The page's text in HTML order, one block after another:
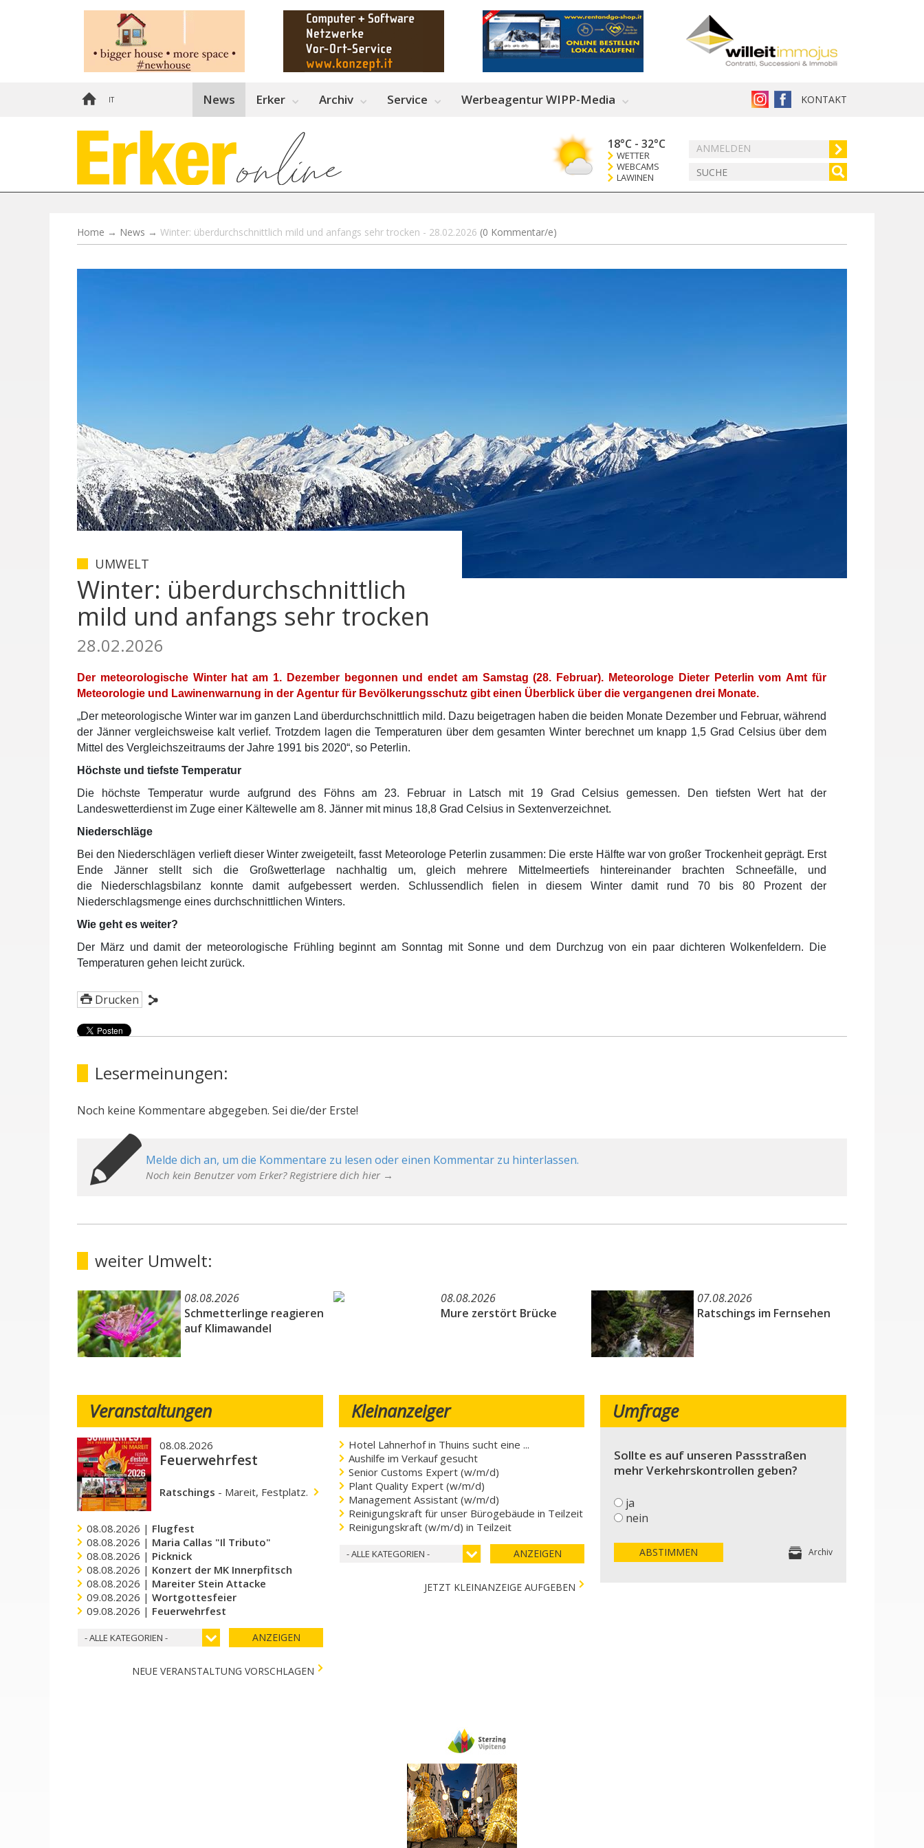
IT KONTAKT
News Erker Archiv Service Werbeagentur WIPP-Media
ANMELDEN
18°C - 32°C
WETTER
WEBCAMS
LAWINEN
Home → News → Winter: überdurchschnittlich mild und anfangs sehr trocken - 28.02.2026 (0 Kommentar/e)
UMWELT
Winter: überdurchschnittlich
mild und anfangs sehr trocken
28.02.2026
Der meteorologische Winter hat am 1. Dezember begonnen und endet am Samstag (28. Februar). Meteorologe Dieter Peterlin vom Amt für
Meteorologie und Lawinenwarnung in der Agentur für Bevölkerungsschutz gibt einen Überblick über die vergangenen drei Monate.
„Der meteorologische Winter war im ganzen Land überdurchschnittlich mild. Dazu beigetragen haben die beiden Monate Dezember und Februar, während
der Jänner vergleichsweise kalt verlief. Trotzdem lagen die Temperaturen über dem gesamten Winter berechnet um knapp 1,5 Grad Celsius über dem
Mittel des Vergleichszeitraums der Jahre 1991 bis 2020“, so Peterlin.
Höchste und tiefste Temperatur
Die höchste Temperatur wurde aufgrund des Föhns am 23. Februar in Latsch mit 19 Grad Celsius gemessen. Den tiefsten Wert hat der
Landeswetterdienst im Zuge einer Kältewelle am 8. Jänner mit minus 18,8 Grad Celsius in Sextenverzeichnet.
Niederschläge
Bei den Niederschlägen verlieft dieser Winter zweigeteilt, fasst Meteorologe Peterlin zusammen: Die erste Hälfte war von großer Trockenheit geprägt. Erst
Ende Jänner stellt sich die Großwetterlage nachhaltig um, gleich mehrere Mittelmeertiefs hintereinander brachten Schneefälle, und
die Niederschlagsbilanz konnte damit aufgebessert werden. Schlussendlich fielen in diesem Winter damit rund 70 bis 80 Prozent der
Niederschlagsmenge eines durchschnittlichen Winters.
Wie geht es weiter?
Der März und damit der meteorologische Frühling beginnt am Sonntag mit Sonne und dem Durchzug von ein paar dichteren Wolkenfeldern. Die
Temperaturen gehen leicht zurück.
Drucken
Lesermeinungen:
Noch keine Kommentare abgegeben. Sei die/der Erste!
Melde dich an, um die Kommentare zu lesen oder einen Kommentar zu hinterlassen.
Noch kein Benutzer vom Erker? Registriere dich hier →
weiter Umwelt:
08.08.2026
Schmetterlinge reagieren
auf Klimawandel
08.08.2026
Mure zerstört Brücke
07.08.2026
Ratschings im Fernsehen
Veranstaltungen
08.08.2026
Feuerwehrfest
Ratschings - Mareit, Festplatz.
08.08.2026 | Flugfest
08.08.2026 | Maria Callas "Il Tributo"
08.08.2026 | Picknick
08.08.2026 | Konzert der MK Innerpfitsch
08.08.2026 | Mareiter Stein Attacke
09.08.2026 | Wortgottesfeier
09.08.2026 | Feuerwehrfest
- ALLE KATEGORIEN - ANZEIGEN
NEUE VERANSTALTUNG VORSCHLAGEN
Kleinanzeiger
Hotel Lahnerhof in Thuins sucht eine ...
Aushilfe im Verkauf gesucht
Senior Customs Expert (w/m/d)
Plant Quality Expert (w/m/d)
Management Assistant (w/m/d)
Reinigungskraft für unser Bürogebäude in Teilzeit
Reinigungskraft (w/m/d) in Teilzeit
- ALLE KATEGORIEN - ANZEIGEN
JETZT KLEINANZEIGE AUFGEBEN
Umfrage
Sollte es auf unseren Passstraßen
mehr Verkehrskontrollen geben?
ja
nein
ABSTIMMEN Archiv